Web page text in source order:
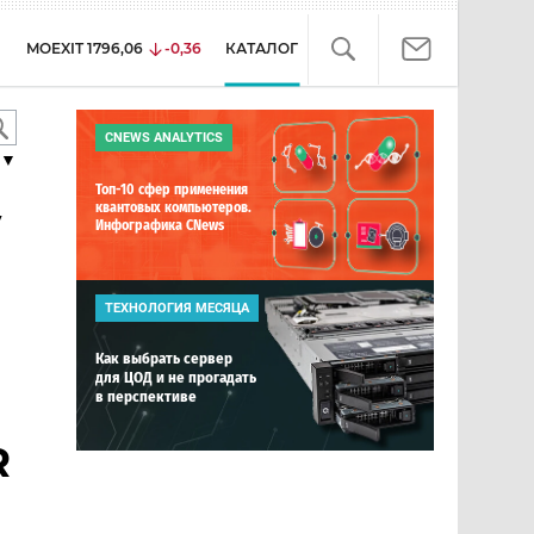
MOEXIT 1796,06 -0,36 КАТАЛОГ
CNEWS ANALYTICS
Топ-10 сфер применения
квантовых компьютеров.
Инфографика CNews
ТЕХНОЛОГИЯ МЕСЯЦА
Как выбрать сервер
для ЦОД и не прогадать
в перспективе